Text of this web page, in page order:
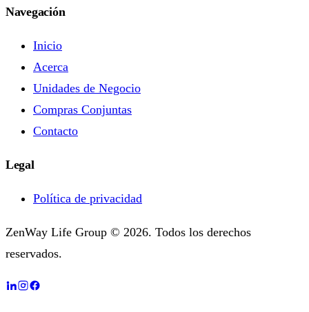
Navegación
Inicio
Acerca
Unidades de Negocio
Compras Conjuntas
Contacto
Legal
Política de privacidad
ZenWay Life Group © 2026. Todos los derechos
reservados.